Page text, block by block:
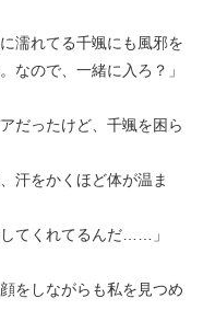
濡れてる千颯にも風邪を
なので、一緒に入ろ？」
ったけど、千颯を困ら
汗をかくほど体が温ま
してくれてるんだ……」
をしながらも私を見つめ